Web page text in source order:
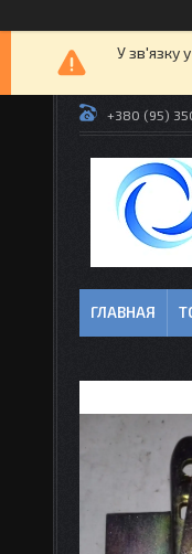
У зв'язку
+380 (95)
ГЛАВНАЯ